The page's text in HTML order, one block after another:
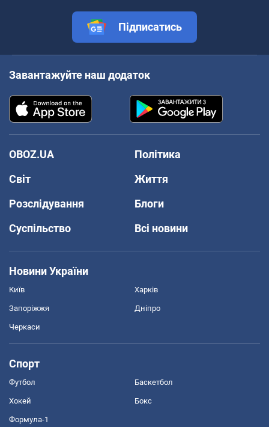
Підписатись
Завантажуйте наш додаток
OBOZ.UA
Політика
Світ
Життя
Розслідування
Блоги
Суспільство
Всі новини
Новини України
Київ Харків
Запоріжжя Дніпро
Черкаси
Спорт
Футбол Баскетбол
Хокей Бокс
Формула-1